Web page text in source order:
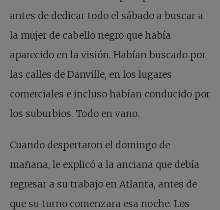
antes de dedicar todo el sábado a buscar a
la mujer de cabello negro que había
aparecido en la visión. Habían buscado por
las calles de Danville, en los lugares
comerciales e incluso habían conducido por
los suburbios. Todo en vano.
Cuando despertaron el domingo de
mañana, le explicó a la anciana que debía
regresar a su trabajo en Atlanta, antes de
que su turno comenzara esa noche. Los